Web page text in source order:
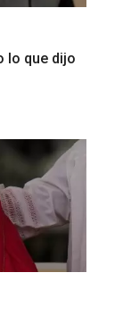
lo que dijo